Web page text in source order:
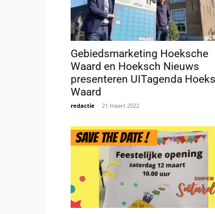
Gebiedsmarketing Hoeksche
Waard en Hoeksch Nieuws
presenteren UITagenda
Waard
redactie - 21 maart 2022